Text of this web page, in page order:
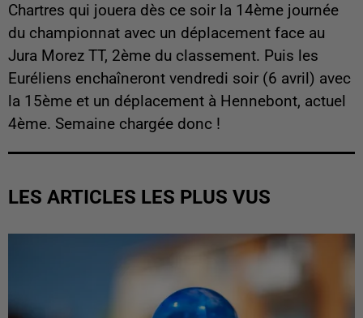
Chartres qui jouera dès ce soir la 14ème journée
du championnat avec un déplacement face au
Jura Morez TT, 2ème du classement. Puis les
Euréliens enchaîneront vendredi soir (6 avril) avec
la 15ème et un déplacement à Hennebont, actuel
4ème. Semaine chargée donc !
LES ARTICLES LES PLUS VUS